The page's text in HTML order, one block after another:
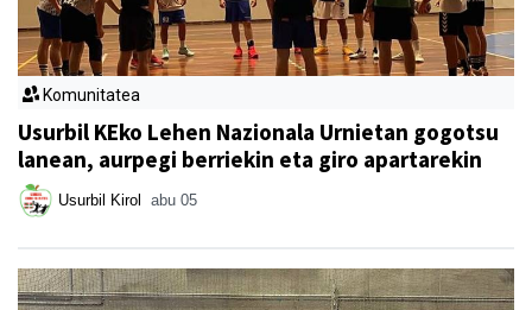
Komunitatea
Usurbil KEko Lehen Nazionala Urnietan gogotsu
lanean, aurpegi berriekin eta giro apartarekin
Usurbil Kirol abu 05